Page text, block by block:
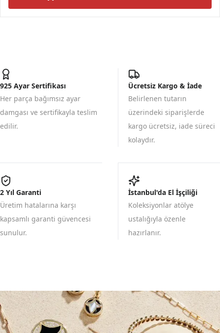
925 Ayar Sertifikası
Her parça bağımsız ayar
damgası ve sertifikayla teslim
edilir.
Ücretsiz Kargo & İade
Belirlenen tutarın
üzerindeki siparişlerde
kargo ücretsiz, iade süreci
kolaydır.
2 Yıl Garanti
Üretim hatalarına karşı
kapsamlı garanti güvencesi
sunulur.
İstanbul'da El İşçiliği
Koleksiyonlar atölye
ustalığıyla özenle
hazırlanır.